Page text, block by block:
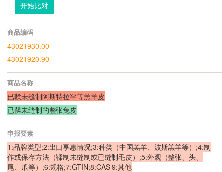
开始比对
商品编码
43021930.00
43021920.90
商品名称
已鞣未缝制阿斯特拉罕等羔羊皮
已鞣未缝制的整张兔皮
申报要素
1:品牌类型;2:出口享惠情况;3:种类（中国羔羊、波斯羔羊等）;4:制
作或保存方法（鞣制未缝制或已缝制毛皮）;5:外观（整张、头、
尾、爪等）;6:规格;7:GTIN;8:CAS;9:其他